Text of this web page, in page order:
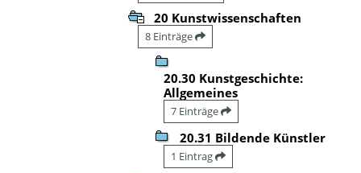
20 Kunstwissenschaften
8 Einträge
20.30 Kunstgeschichte:
Allgemeines
7 Einträge
20.31 Bildende Künstler
1 Eintrag